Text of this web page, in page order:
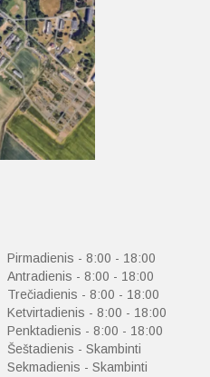
Pirmadienis - 8:00 - 18:00
Antradienis - 8:00 - 18:00
Trečiadienis - 8:00 - 18:00
Ketvirtadienis - 8:00 - 18:00
Penktadienis - 8:00 - 18:00
Šeštadienis - Skambinti
Sekmadienis - Skambinti